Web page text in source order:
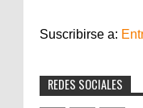
Suscribirse a:
REDES SOCIALES